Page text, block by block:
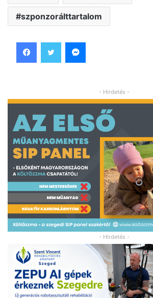
szponzorálttartalom
- Hirdetés -
- Hirdetés -